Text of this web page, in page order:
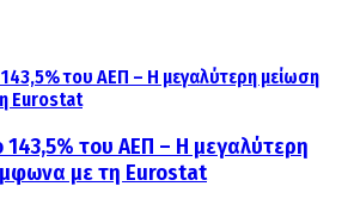
143,5% του ΑΕΠ – Η μεγαλύτερη
με τη Eurostat